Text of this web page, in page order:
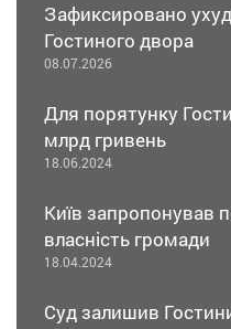
Зафиксировано
Гостиного двора
08.07.2026
Для порятунку
млрд гривень
18.06.2024
Київ запропонував
власність громади
18.04.2024
Суд залишив